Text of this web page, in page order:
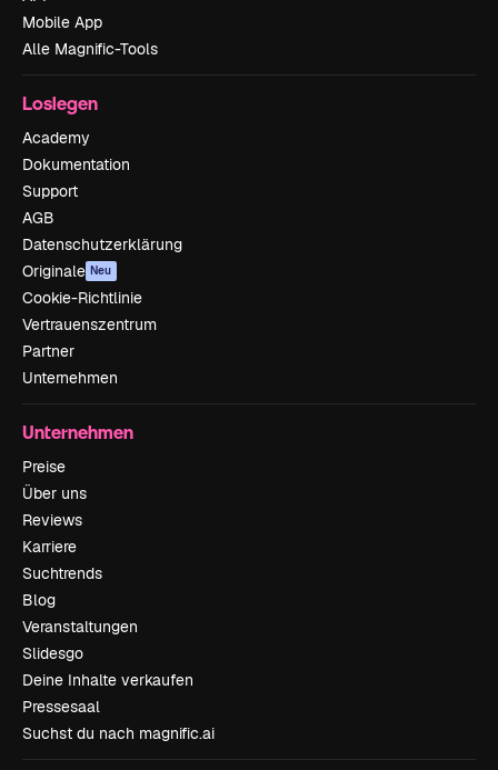
Mobile App
Alle Magnific-Tools
Loslegen
Academy
Dokumentation
Support
AGB
Datenschutzerklärung
Originale Neu
Cookie-Richtlinie
Vertrauenszentrum
Partner
Unternehmen
Unternehmen
Preise
Über uns
Reviews
Karriere
Suchtrends
Blog
Veranstaltungen
Slidesgo
Deine Inhalte verkaufen
Pressesaal
Suchst du nach magnific.ai